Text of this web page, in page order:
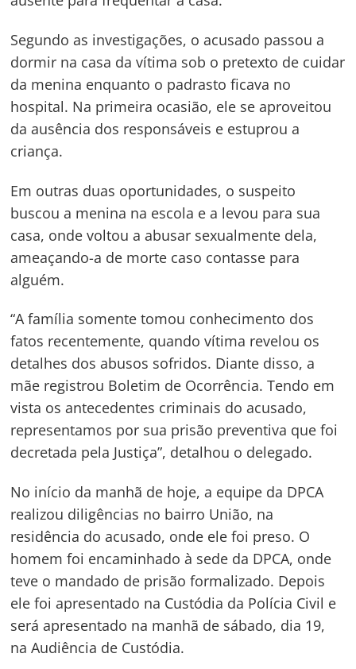
Segundo as investigações, o acusado passou a
dormir na casa da vítima sob o pretexto de cuidar
da menina enquanto o padrasto ficava no
hospital. Na primeira ocasião, ele se aproveitou
da ausência dos responsáveis e estuprou a
criança.
Em outras duas oportunidades, o suspeito
buscou a menina na escola e a levou para sua
casa, onde voltou a abusar sexualmente dela,
ameaçando-a de morte caso contasse para
alguém.
“A família somente tomou conhecimento dos
fatos recentemente, quando vítima revelou os
detalhes dos abusos sofridos. Diante disso, a
mãe registrou Boletim de Ocorrência. Tendo em
vista os antecedentes criminais do acusado,
representamos por sua prisão preventiva que foi
decretada pela Justiça”, detalhou o delegado.
No início da manhã de hoje, a equipe da DPCA
realizou diligências no bairro União, na
residência do acusado, onde ele foi preso. O
homem foi encaminhado à sede da DPCA, onde
teve o mandado de prisão formalizado. Depois
ele foi apresentado na Custódia da Polícia Civil e
será apresentado na manhã de sábado, dia 19,
na Audiência de Custódia.
Navegação
de
Post